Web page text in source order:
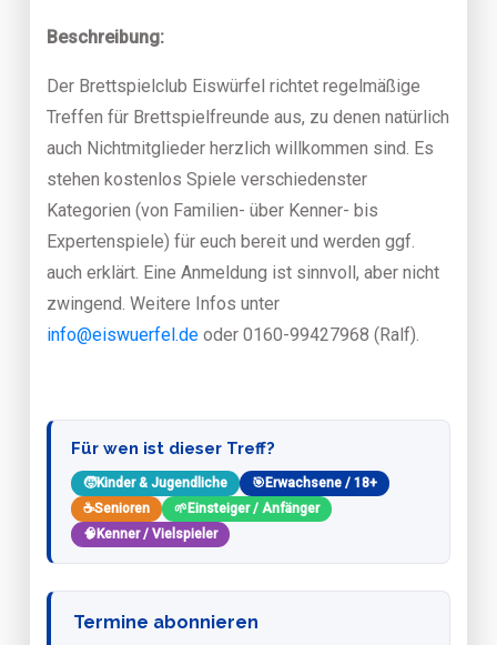
Beschreibung:
Der Brettspielclub Eiswürfel richtet regelmäßige
Treffen für Brettspielfreunde aus, zu denen natürlich
auch Nichtmitglieder herzlich willkommen sind. Es
stehen kostenlos Spiele verschiedenster
Kategorien (von Familien- über Kenner- bis
Expertenspiele) für euch bereit und werden ggf.
auch erklärt. Eine Anmeldung ist sinnvoll, aber nicht
zwingend. Weitere Infos unter
info@eiswuerfel.de oder 0160-99427968 (Ralf).
Für wen ist dieser Treff?
🧒Kinder & Jugendliche 🎯 Erwachsene / 18+
☕Senioren 🌱 Einsteiger / Anfänger
🧠 Kenner / Vielspieler
Termine abonnieren